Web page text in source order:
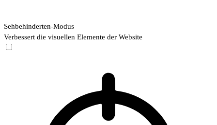
Sehbehinderten-Modus
Verbessert die visuellen Elemente der Website